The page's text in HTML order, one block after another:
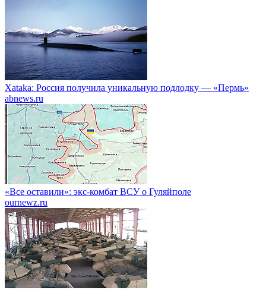
Xataka: Россия получила уникальную подлодку — «Пермь»
abnews.ru
«Все оставили»: экс-комбат ВСУ о Гуляйполе
ournewz.ru